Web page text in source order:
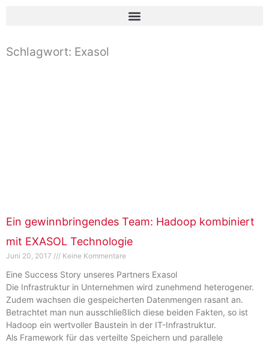
springen
Schlagwort: Exasol
Ein gewinnbringendes Team: Hadoop kombiniert
mit EXASOL Technologie
Juni 20, 2017 Keine Kommentare
Eine Success Story unseres Partners Exasol
Die Infrastruktur in Unternehmen wird zunehmend heterogener.
Zudem wachsen die gespeicherten Datenmengen rasant an.
Betrachtet man nun ausschließlich diese beiden Fakten, so ist
Hadoop ein wertvoller Baustein in der IT-Infrastruktur.
Als Framework für das verteilte Speichern und parallele